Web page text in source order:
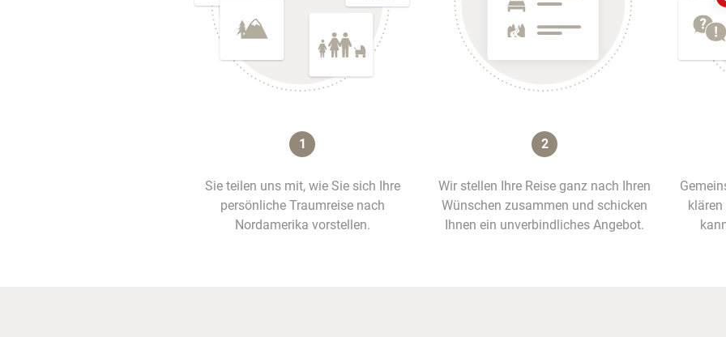
1
Sie teilen uns mit, wie Sie sich Ihre
persönliche Traumreise nach
Nordamerika vorstellen.
2
Wir stellen Ihre Reise ganz nach Ihren
Wünschen zusammen und schicken
Ihnen ein unverbindliches Angebot.